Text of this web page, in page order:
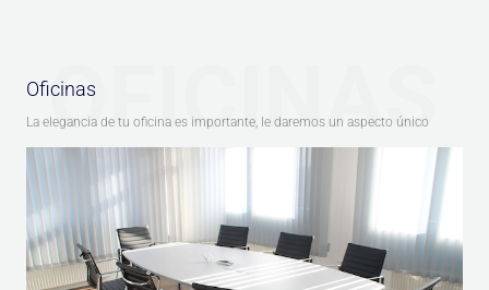
OFICINAS
Oficinas
La elegancia de tu oficina es importante, le daremos un aspecto único